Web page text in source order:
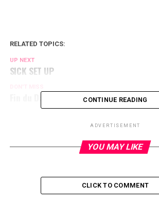
RELATED TOPICS:
UP NEXT
SICK SET UP
Fin du Day 1 CONTINUE READING
ADVERTISEMENT
YOU MAY LIKE
CLICK TO COMMENT